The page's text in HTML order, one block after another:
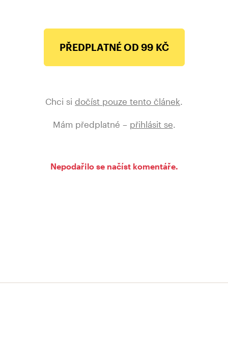
PŘEDPLATNÉ OD 99 KČ
Chci si dočíst pouze tento článek
Mám předplatné – přihlásit se
Nepodařilo se načíst komentáře.